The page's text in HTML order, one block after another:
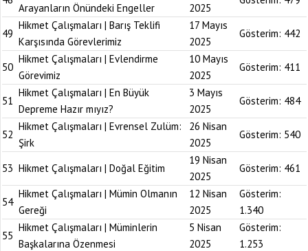
Arayanların Önündeki Engeller 2025
49
Hikmet Çalışmaları | Barış Teklifi
Karşısında Görevlerimiz
17 Mayıs
2025
Gösterim: 442
50
Hikmet Çalışmaları | Evlendirme
Görevimiz
10 Mayıs
2025
Gösterim: 411
51
Hikmet Çalışmaları | En Büyük
Depreme Hazır mıyız?
3 Mayıs
2025
Gösterim: 484
52
Hikmet Çalışmaları | Evrensel Zulüm:
Şirk
26 Nisan
2025
Gösterim: 540
53 Hikmet Çalışmaları | Doğal Eğitim
19 Nisan
2025
Gösterim: 461
54
Hikmet Çalışmaları | Mümin Olmanın
Gereği
12 Nisan
2025
Gösterim:
1.340
55
Hikmet Çalışmaları | Müminlerin
Başkalarına Özenmesi
5 Nisan
2025
Gösterim:
1.253